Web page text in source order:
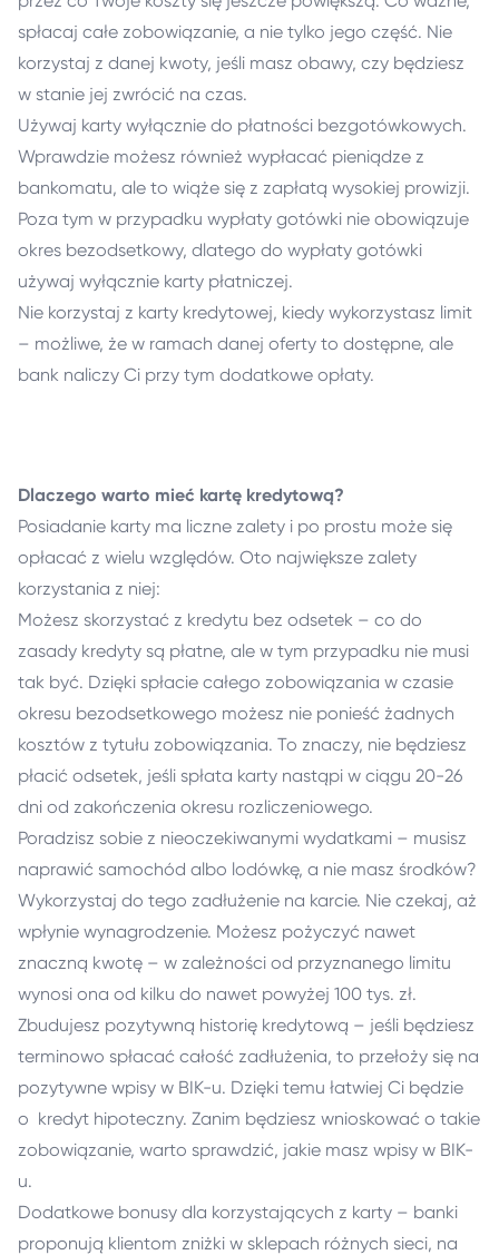
spłacaj całe zobowiązanie, a nie tylko jego część. Nie
korzystaj z danej kwoty, jeśli masz obawy, czy będziesz
w stanie jej zwrócić na czas.
Używaj karty wyłącznie do płatności bezgotówkowych.
Wprawdzie możesz również wypłacać pieniądze z
bankomatu, ale to wiąże się z zapłatą wysokiej prowizji.
Poza tym w przypadku wypłaty gotówki nie obowiązuje
okres bezodsetkowy, dlatego do wypłaty gotówki
używaj wyłącznie karty płatniczej.
Nie korzystaj z karty kredytowej, kiedy wykorzystasz limit
– możliwe, że w ramach danej oferty to dostępne, ale
bank naliczy Ci przy tym dodatkowe opłaty.
Dlaczego warto mieć kartę kredytową?
Posiadanie karty ma liczne zalety i po prostu może się
opłacać z wielu względów. Oto największe zalety
korzystania z niej:
Możesz skorzystać z kredytu bez odsetek – co do
zasady kredyty są płatne, ale w tym przypadku nie musi
tak być. Dzięki spłacie całego zobowiązania w czasie
okresu bezodsetkowego możesz nie ponieść żadnych
kosztów z tytułu zobowiązania. To znaczy, nie będziesz
płacić odsetek, jeśli spłata karty nastąpi w ciągu 20-26
dni od zakończenia okresu rozliczeniowego.
Poradzisz sobie z nieoczekiwanymi wydatkami – musisz
naprawić samochód albo lodówkę, a nie masz środków?
Wykorzystaj do tego zadłużenie na karcie. Nie czekaj, aż
wpłynie wynagrodzenie. Możesz pożyczyć nawet
znaczną kwotę – w zależności od przyznanego limitu
wynosi ona od kilku do nawet powyżej 100 tys. zł.
Zbudujesz pozytywną historię kredytową – jeśli będziesz
terminowo spłacać całość zadłużenia, to przełoży się na
pozytywne wpisy w BIK-u. Dzięki temu łatwiej Ci będzie
o kredyt hipoteczny. Zanim będziesz wnioskować o takie
zobowiązanie, warto sprawdzić, jakie masz wpisy w BIK-
u.
Dodatkowe bonusy dla korzystających z karty – banki
proponują klientom zniżki w sklepach różnych sieci, na